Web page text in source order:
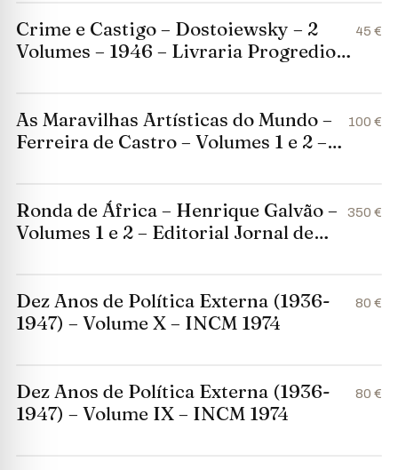
Crime e Castigo – Dostoiewsky – 2
Volumes – 1946 – Livraria Progredior
45 €
As Maravilhas Artísticas do Mundo –
Ferreira de Castro – Volumes 1 e 2 –
100 €
Ronda de África – Henrique Galvão –
Volumes 1 e 2 – Editorial Jornal de
350 €
Dez Anos de Política Externa (1936-
1947) – Volume X – INCM 1974
80 €
Dez Anos de Política Externa (1936-
1947) – Volume IX – INCM 1974
80 €